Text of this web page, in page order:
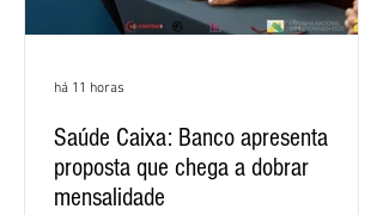
Saúde Caixa: Banco apresenta
proposta que chega a dobrar
mensalidade
há 11 horas